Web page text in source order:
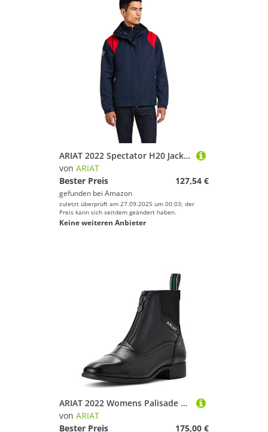
ARIAT 2022 Spectator H20 Jacke Für Herren 10039212 - Team Mens Size - XXL
von ARIAT
Bester Preis
127,54 €
gefunden bei Amazon
zuletzt überprüft am 27.09.2025 um 00:03; der
Preis kann sich seitdem geändert haben.
Keine weiteren Anbieter
ARIAT 2022 Womens Palisade Paddock Stiefel 10040279 - Black
von ARIAT
Bester Preis
175,00 €